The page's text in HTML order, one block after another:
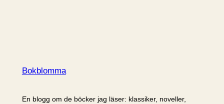
Bokblomma
En blogg om de böcker jag läser: klassiker, noveller,